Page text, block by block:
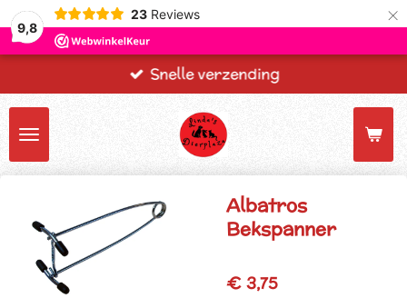
9,8
23 Reviews ×
Snelle verzending
Albatros
Bekspanner
€ 3,75